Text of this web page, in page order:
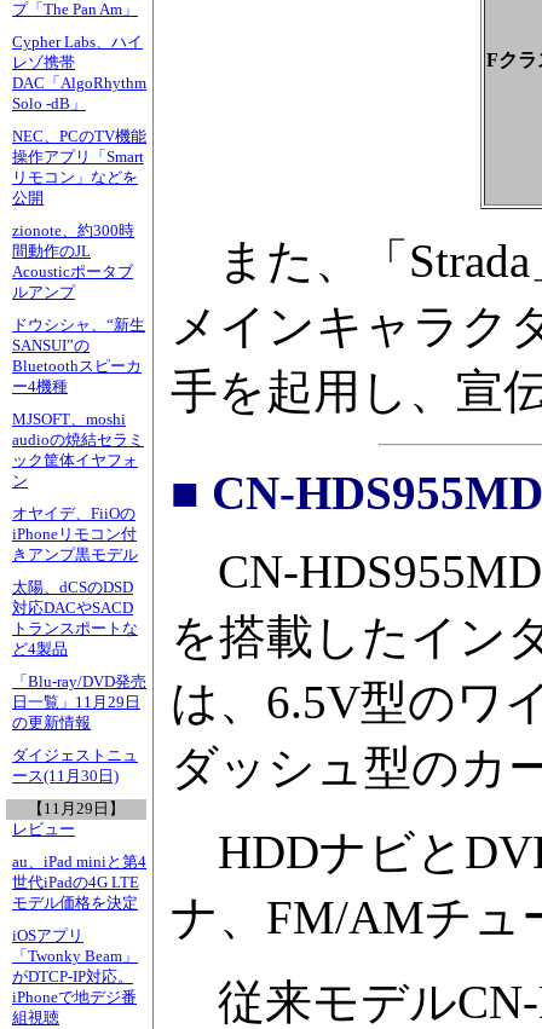
プ「The Pan Am」
Cypher Labs、ハイ
レゾ携帯
DAC「AlgoRhythm
Solo -dB」
NEC、PCのTV機能
操作アプリ「Smart
リモコン」などを
公開
zionote、約300時
間動作のJL
Acousticポータブ
ルアンプ
ドウシシャ、“新生
SANSUI”の
Bluetoothスピーカ
ー4機種
MJSOFT、moshi
audioの焼結セラミ
ック筐体イヤフォ
ン
オヤイデ、FiiOの
iPhoneリモコン付
きアンプ黒モデル
太陽、dCSのDSD
対応DACやSACD
トランスポートな
ど4製品
「Blu-ray/DVD発売
日一覧」11月29日
の更新情報
ダイジェストニュ
ース(11月30日)
【11月29日】
レビュー
au、iPad miniと第4
世代iPadの4G LTE
モデル価格を決定
iOSアプリ
「Twonky Beam」
がDTCP-IP対応。
iPhoneで地デジ番
組視聴
Fクラ
また、「
メインキャラク
手を起用し、宣
■ CN-
CN-
を搭載したイン
は、6.5V型のワ
ダッシュ型のカ
HDDナビと
ナ、FM/AMチュ
従来モデルCN-